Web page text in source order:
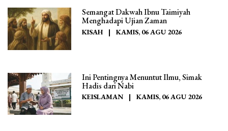
Semangat Dakwah Ibnu Taimiyah
Menghadapi Ujian Zaman
KISAH | KAMIS, 06 AGU 2026
Ini Pentingnya Menuntut Ilmu, Simak
Hadis dari Nabi
KEISLAMAN | KAMIS, 06 AGU 2026